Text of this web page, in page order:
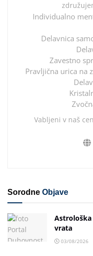
Individualno
Delavnica
Zavestno
Pravljična urica na
Vabljeni v naš
Sorodne Objave
Astrološka
vrata
03/08/2026